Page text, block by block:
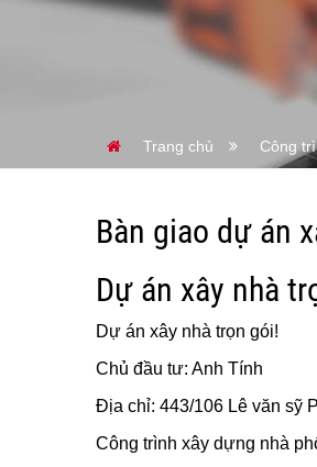
Trang chủ Công
Bàn giao dự án
Dự án xây nhà
Dự án xây nhà trọn gói!
Chủ đầu tư: Anh Tính
Địa chỉ: 443/106 Lê văn sỹ
Công trình xây dựng nhà